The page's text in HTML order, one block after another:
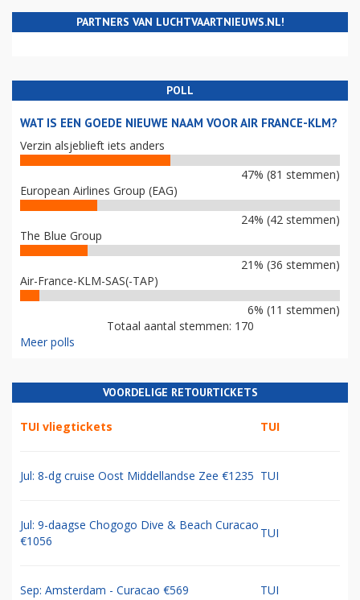
PARTNERS VAN LUCHTVAARTNIEUWS.NL!
POLL
WAT IS EEN GOEDE NIEUWE NAAM VOOR AIR FRANCE-KLM?
Verzin alsjeblieft iets anders
47% (81 stemmen)
European Airlines Group (EAG)
24% (42 stemmen)
The Blue Group
21% (36 stemmen)
Air-France-KLM-SAS(-TAP)
6% (11 stemmen)
Totaal aantal stemmen: 170
Meer polls
VOORDELIGE RETOURTICKETS
TUI vliegtickets TUI
Jul: 8-dg cruise Oost Middellandse Zee €1235 TUI
Jul: 9-daagse Chogogo Dive & Beach Curacao
€1056
TUI
Sep: Amsterdam - Curacao €569 TUI